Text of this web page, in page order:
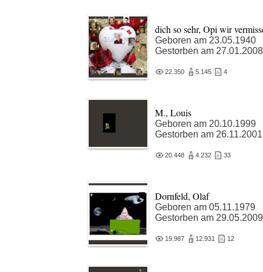
dich so sehr, Opi wir
Geboren am 23.05.1940
Gestorben am 27.01.2008
22.350 5.145 4
M., Louis
Geboren am 20.10.1999
Gestorben am 26.11.2001
20.448 4.232 33
Dornfeld, Olaf
Geboren am 05.11.1979
Gestorben am 29.05.2009
19.987 12.931 12